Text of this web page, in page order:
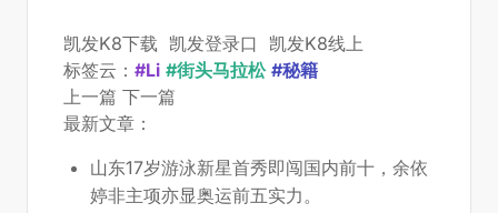
凯发K8下载 凯发登录口
凯发K8线上
标签云： #Li #街头马拉松 #秘籍
上一篇 下一篇
最新文章：
山东17岁游泳新星首秀即闯国内前十，余依
婷非主项亦显奥运前五实力。